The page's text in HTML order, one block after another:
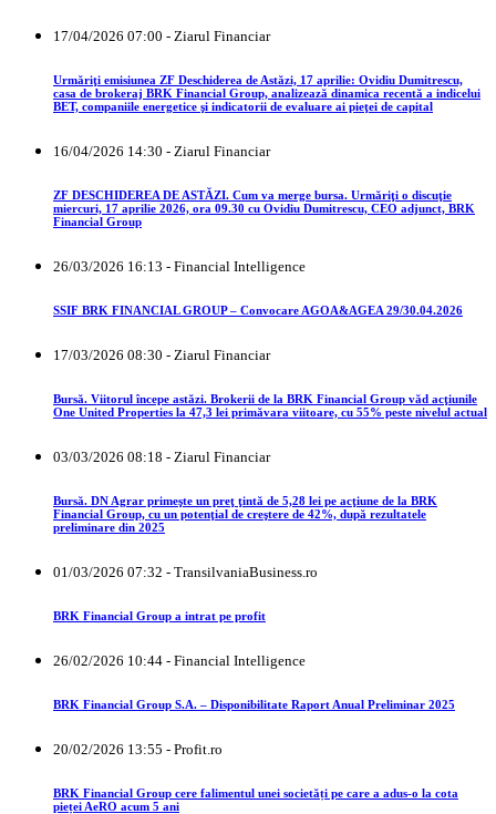
17/04/2026 07:00 - Ziarul Financiar
Urmăriţi emisiunea ZF Deschiderea de Astăzi, 17 aprilie: Ovidiu Dumitrescu,
casa de brokeraj BRK Financial Group, analizează dinamica recentă a indicelui
BET, companiile energetice şi indicatorii de evaluare ai pieţei de capital
16/04/2026 14:30 - Ziarul Financiar
ZF DESCHIDEREA DE ASTĂZI. Cum va merge bursa. Urmăriţi o discuţie
miercuri, 17 aprilie 2026, ora 09.30 cu Ovidiu Dumitrescu, CEO adjunct, BRK
Financial Group
26/03/2026 16:13 - Financial Intelligence
SSIF BRK FINANCIAL GROUP – Convocare AGOA&AGEA 29/30.04.2026
17/03/2026 08:30 - Ziarul Financiar
Bursă. Viitorul începe astăzi. Brokerii de la BRK Financial Group văd acţiunile
One United Properties la 47,3 lei primăvara viitoare, cu 55% peste nivelul actual
03/03/2026 08:18 - Ziarul Financiar
Bursă. DN Agrar primeşte un preţ ţintă de 5,28 lei pe acţiune de la BRK
Financial Group, cu un potenţial de creştere de 42%, după rezultatele
preliminare din 2025
01/03/2026 07:32 - TransilvaniaBusiness.ro
BRK Financial Group a intrat pe profit
26/02/2026 10:44 - Financial Intelligence
BRK Financial Group S.A. – Disponibilitate Raport Anual Preliminar 2025
20/02/2026 13:55 - Profit.ro
BRK Financial Group cere falimentul unei societăți pe care a adus-o la cota
pieței AeRO acum 5 ani